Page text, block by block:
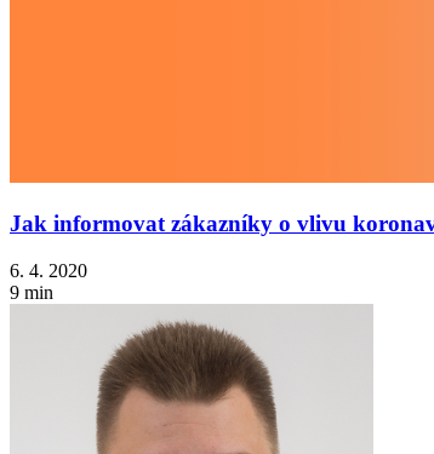
Jak informovat zákazníky o vlivu
6. 4. 2020
9 min